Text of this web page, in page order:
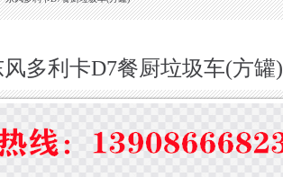
风多利卡D7餐厨垃圾车(方罐)